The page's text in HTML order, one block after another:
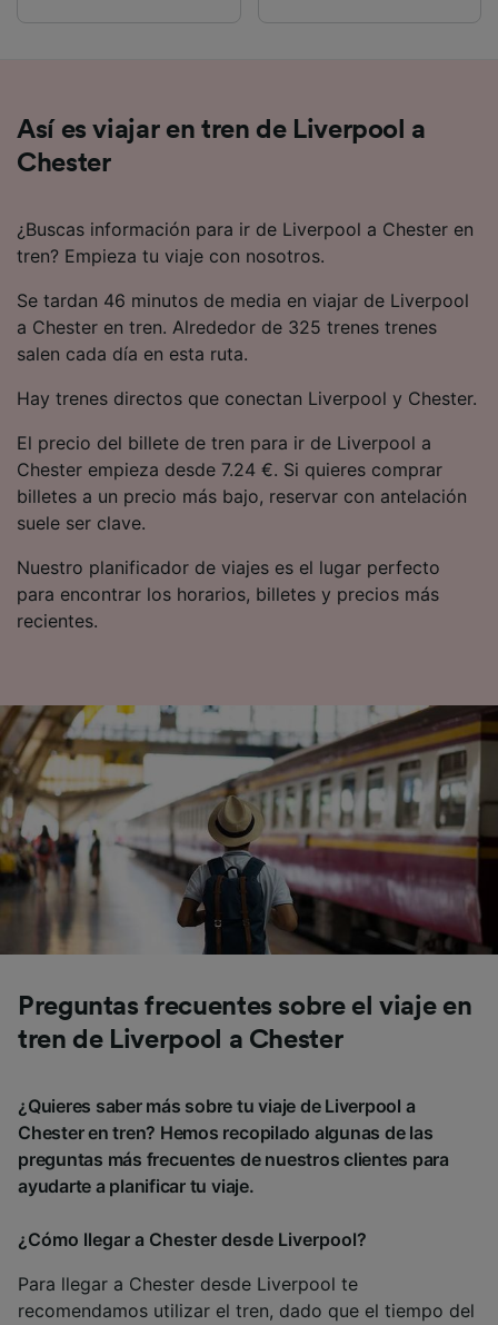
Así es viajar en tren de Liverpool a
Chester
¿Buscas información para ir de Liverpool a Chester en
tren? Empieza tu viaje con nosotros.
Se tardan 46 minutos de media en viajar de Liverpool
a Chester en tren. Alrededor de 325 trenes trenes
salen cada día en esta ruta.
Hay trenes directos que conectan Liverpool y Chester.
El precio del billete de tren para ir de Liverpool a
Chester empieza desde 7.24 €. Si quieres comprar
billetes a un precio más bajo, reservar con antelación
suele ser clave.
Nuestro planificador de viajes es el lugar perfecto
para encontrar los horarios, billetes y precios más
recientes.
Preguntas frecuentes sobre el viaje en
tren de Liverpool a Chester
¿Quieres saber más sobre tu viaje de Liverpool a
Chester en tren? Hemos recopilado algunas de las
preguntas más frecuentes de nuestros clientes para
ayudarte a planificar tu viaje.
¿Cómo llegar a Chester desde Liverpool?
Para llegar a Chester desde Liverpool te
recomendamos utilizar el tren, dado que el tiempo del